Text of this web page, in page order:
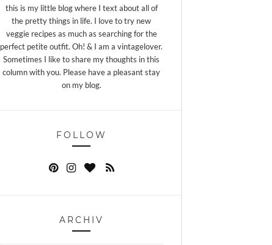
this is my little blog where I text about all of
the pretty things in life. I love to try new
veggie recipes as much as searching for the
perfect petite outfit. Oh! & I am a vintagelover.
Sometimes I like to share my thoughts in this
column with you. Please have a pleasant stay
on my blog.
FOLLOW
ARCHIV